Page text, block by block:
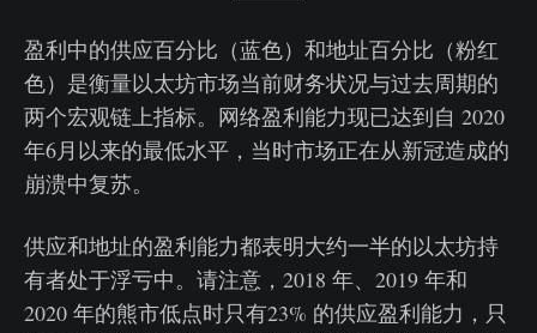
盈利中的供应百分比（蓝色）和地址百分比（粉红
色）是衡量以太坊市场当前财务状况与过去周期的
两个宏观链上指标。网络盈利能力现已达到自 2020
年6月以来的最低水平，当时市场正在从新冠造成的
崩溃中复苏。
供应和地址的盈利能力都表明大约一半的以太坊持
有者处于浮亏中。请注意，2018 年、2019 年和
2020 年的熊市低点时只有23% 的供应盈利能力，只